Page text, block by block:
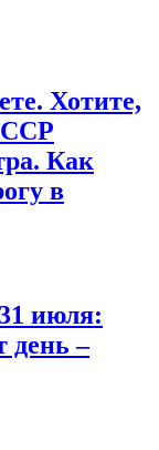
Хотите,
Как
в
июля:
день –